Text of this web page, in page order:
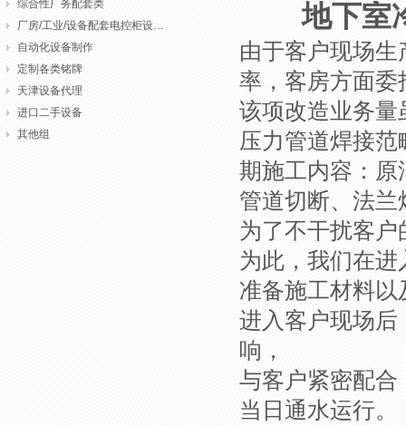
综合性厂务配套类
厂房/工业/设备配套电控柜设计制作调试
自动化设备制作
定制各类铭牌
天津设备代理
进口二手设备
其他组
地下室
由于客户现场
率，客房方面委
该项改造业务量
压力管道焊接范
期施工内容：原
管道切断、法
为了不干扰客
为此，我们在
准备施工材料
进入客户现场后
响，
与客户紧密配合
当日通水运行。